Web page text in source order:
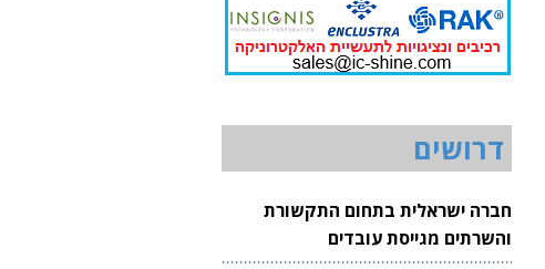
דרושים
חברה ישראלית בתחום התקשורת
והשרתים מגייסת עובדים